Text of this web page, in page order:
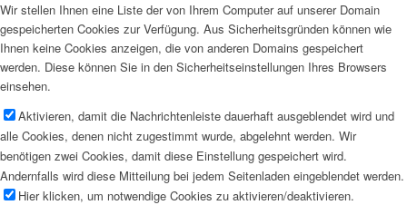
Wir stellen Ihnen eine Liste der von Ihrem Computer auf unserer Domain
gespeicherten Cookies zur Verfügung. Aus Sicherheitsgründen können wie
Ihnen keine Cookies anzeigen, die von anderen Domains gespeichert
werden. Diese können Sie in den Sicherheitseinstellungen Ihres Browsers
einsehen.
Aktivieren, damit die Nachrichtenleiste dauerhaft ausgeblendet wird und
alle Cookies, denen nicht zugestimmt wurde, abgelehnt werden. Wir
benötigen zwei Cookies, damit diese Einstellung gespeichert wird.
Andernfalls wird diese Mitteilung bei jedem Seitenladen eingeblendet werden.
Hier klicken, um notwendige Cookies zu aktivieren/deaktivieren.